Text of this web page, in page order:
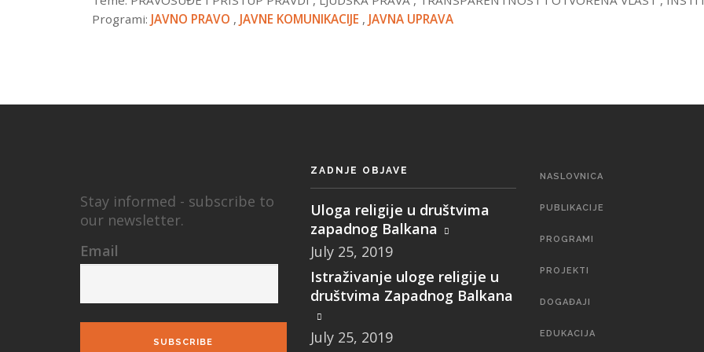
Programi: JAVNO PRAVO , JAVNE KOMUNIKACIJE , JAVNA UPRAVA
Stay informed - subscribe to
our newsletter.
Email
SUBSCRIBE
ZADNJE OBJAVE
Uloga religije u društvima
zapadnog Balkana
July 25, 2019
Istraživanje uloge religije u
društvima Zapadnog Balkana
July 25, 2019
MAIN
NASLOVNICA
PUBLIKACIJE
PROGRAMI
PROJEKTI
DOGAĐAJI
EDUKACIJA